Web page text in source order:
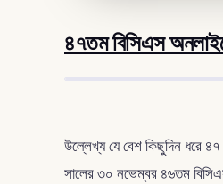
৪৭তম বিসিএস
উল্লেখ্য যে বেশ কিছুদিন ধরে
সালের ৩০ নভেম্বর ৪৬তম